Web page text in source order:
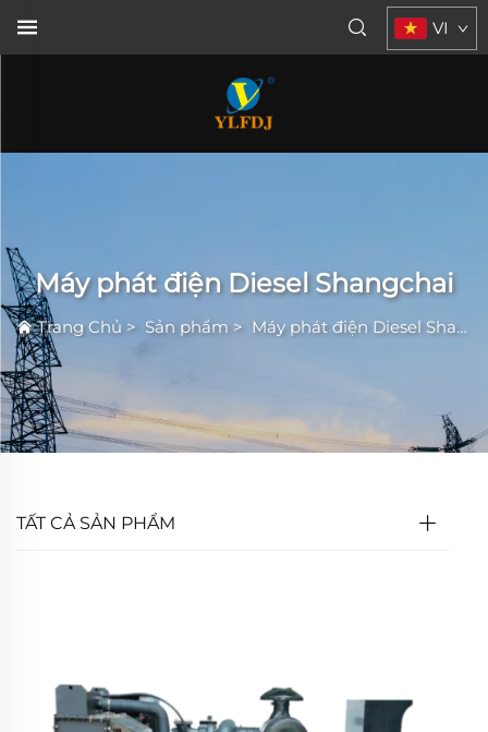
VI
Máy phát điện Diesel Shangchai
Trang Chủ > Sản phẩm > Máy phát điện Diesel Shangchai
TẤT CẢ SẢN PHẨM